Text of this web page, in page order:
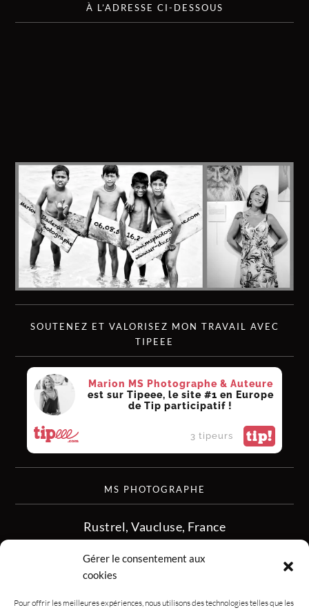
Gérer le consentement aux
cookies
Pour offrir les meilleures expériences, nous utilisons des technologies telles que les
À L’ADRESSE CI-DESSOUS
SOUTENEZ ET VALORISEZ MON TRAVAIL AVEC
TIPEEE
Marion MS Photographe & Auteure
est sur Tipeee, le site #1 en Europe
de Tip participatif !
3 tipeurs tip!
MS PHOTOGRAPHE
Rustrel, Vaucluse, France
06.08.50.16.28
contact.msphotographe (at) gmail.com